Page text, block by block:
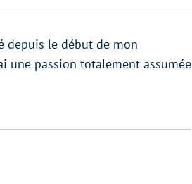
depuis le début de mon
une passion totalement assumée